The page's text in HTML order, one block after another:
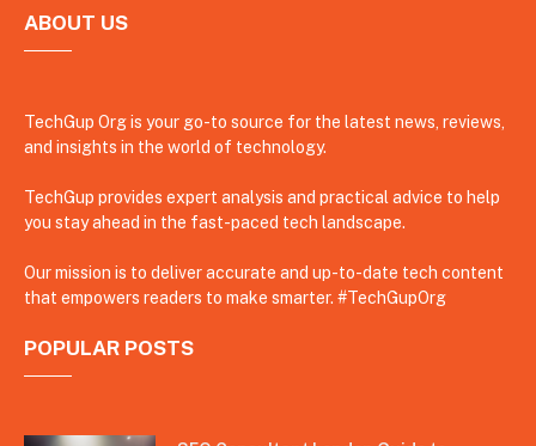
ABOUT US
TechGup Org is your go-to source for the latest news, reviews,
and insights in the world of technology.
TechGup provides expert analysis and practical advice to help
you stay ahead in the fast-paced tech landscape.
Our mission is to deliver accurate and up-to-date tech content
that empowers readers to make smarter. #TechGupOrg
POPULAR POSTS